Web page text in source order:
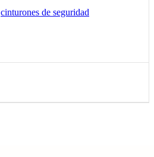
cinturones de seguridad